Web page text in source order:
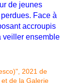
de jeunes
Face à
accroupis
veiller ensemble